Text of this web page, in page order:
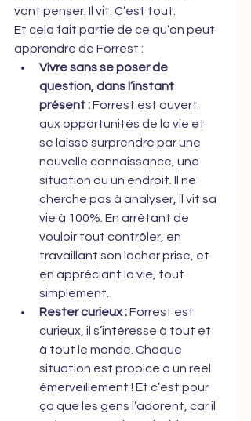
vont penser. Il vit. C’est tout.
Et cela fait partie de ce qu’on peut
apprendre de Forrest :
Vivre sans se poser de
question, dans l’instant
présent : Forrest est ouvert
aux opportunités de la vie et
se laisse surprendre par une
nouvelle connaissance, une
situation ou un endroit. Il ne
cherche pas à analyser, il vit sa
vie à 100%. En arrêtant de
vouloir tout contrôler, en
travaillant son lâcher prise, et
en appréciant la vie, tout
simplement.
Rester curieux : Forrest est
curieux, il s’intéresse à tout et
à tout le monde. Chaque
situation est propice à un réel
émerveillement ! Et c’est pour
ça que les gens l’adorent, car il